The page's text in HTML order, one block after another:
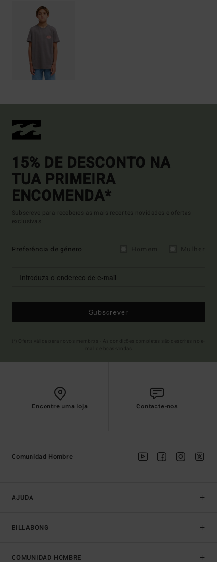
15% DE DESCONTO NA
TUA PRIMEIRA
ENCOMENDA*
Subscreve para receberes as mais recentes novidades e ofertas
exclusivas.
Preferência de género
Subscrever
Encontre uma loja Contacte-nos
AJUDA
BILLABONG
Comunidad Hombre
COMUNIDAD HOMBRE